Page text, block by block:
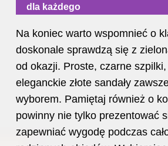
dla każdego
Na koniec warto wspomnieć o
doskonale sprawdzą się z
od okazji. Proste, czarne
eleganckie złote sandały
wyborem. Pamiętaj również o
powinny nie tylko prezentować
zapewniać wygodę podczas